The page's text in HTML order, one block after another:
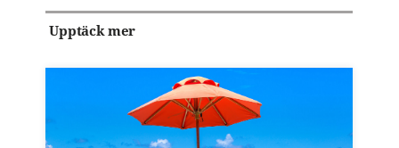
Upptäck mer